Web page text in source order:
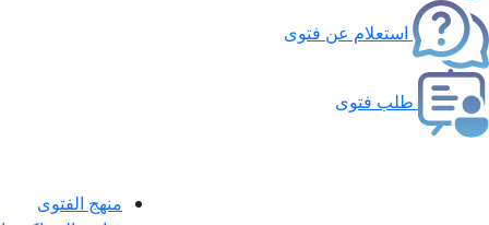
استعلام عن فتوى
طلب فتوى
منهج الفتوى